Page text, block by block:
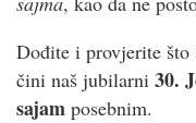
Dođite i provjerite što
čini naš jubilarni 30.
sajam posebnim.